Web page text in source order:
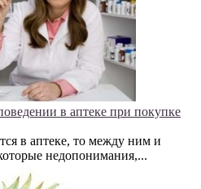
в аптеке при покупке
в аптеке, то между ним и
недопонимания,...